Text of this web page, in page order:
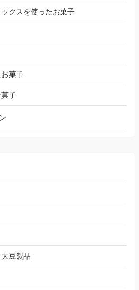
クスを使ったお菓子
お菓子
菓子
豆製品